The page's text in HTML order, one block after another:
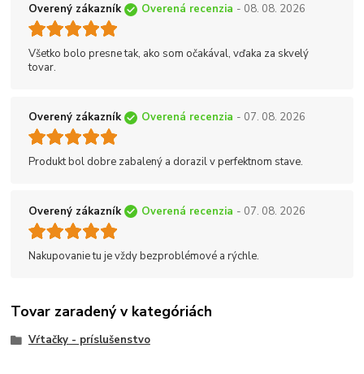
Overený zákazník Overená recenzia - 08. 08. 2026
Všetko bolo presne tak, ako som očakával, vďaka za skvelý
tovar.
Overený zákazník Overená recenzia - 07. 08. 2026
Produkt bol dobre zabalený a dorazil v perfektnom stave.
Overený zákazník Overená recenzia - 07. 08. 2026
Nakupovanie tu je vždy bezproblémové a rýchle.
Tovar zaradený v kategóriách
Vŕtačky - príslušenstvo